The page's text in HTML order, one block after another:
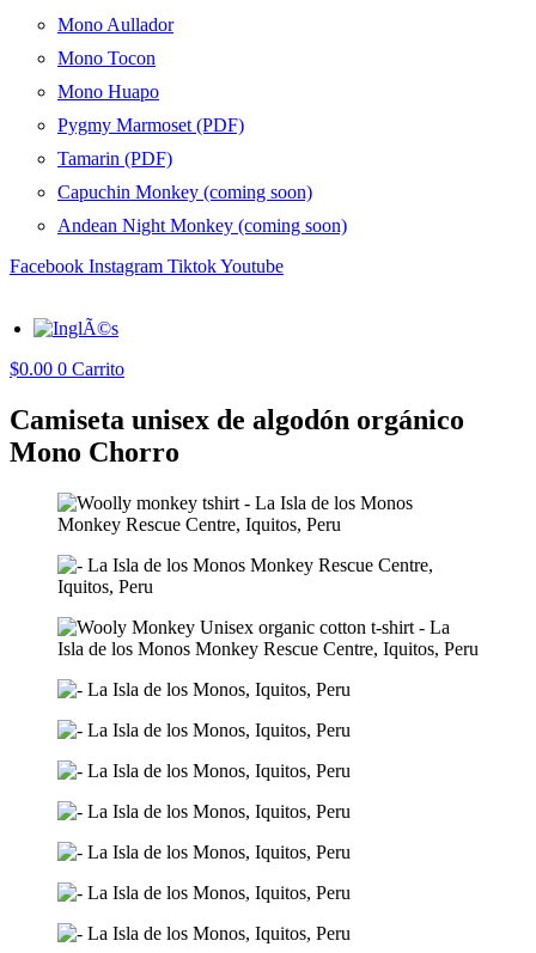
Mono Aullador
Mono Tocon
Mono Huapo
Pygmy Marmoset (PDF)
Tamarin (PDF)
Capuchin Monkey (coming soon)
Andean Night Monkey (coming soon)
Facebook Instagram TiktokYoutube
$0.00 0 Carrito
Camiseta unisex de algodón orgánico
Mono Chorro